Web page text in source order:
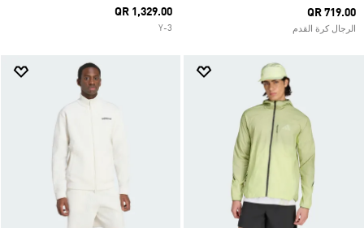
QR 719.00
الرجال كرة القدم
QR 1,329.00
Y-3